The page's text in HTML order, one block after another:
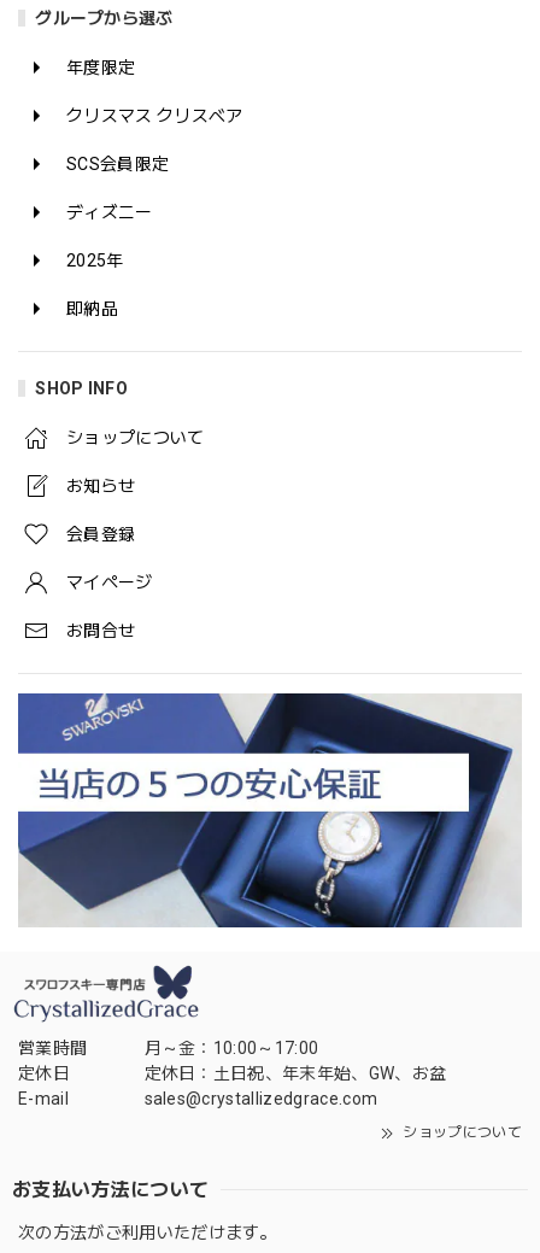
グループから選ぶ
年度限定
クリスマス クリスベア
SCS会員限定
ディズニー
2025年
即納品
SHOP INFO
ショップについて
お知らせ
会員登録
マイページ
お問合せ
営業時間
月～金：10:00～17:00
定休日
定休日：土日祝、年末年始、GW、お盆
E-mail
sales@crystallizedgrace.com
ショップについて
お支払い方法について
次の方法がご利用いただけます。